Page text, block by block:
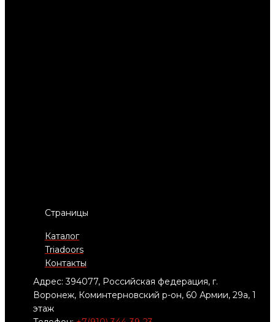
Страницы
Каталог
Triadoors
Контакты
Адрес: 394077, Российская федерация, г.
Воронеж, Коминтерновский р-он, 60 Армии, 29а, 1
этаж